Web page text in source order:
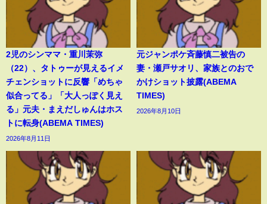
2児のシンママ・重川茉弥
（22）、タトゥーが見えるイメ
チェンショットに反響「めちゃ
似合ってる」「大人っぽく見え
る」元夫・まえだしゅんはホス
トに転身(ABEMA TIMES)
2026年8月11日
元ジャンポケ斉藤慎二被告の
妻・瀬戸サオリ、家族とのおで
かけショット披露(ABEMA
TIMES)
2026年8月10日